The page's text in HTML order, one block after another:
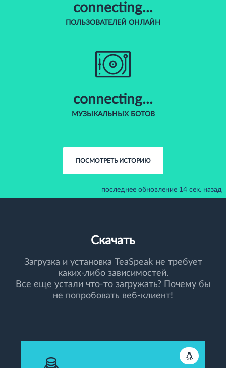
connecting...
ПОЛЬЗОВАТЕЛЕЙ ОНЛАЙН
connecting...
МУЗЫКАЛЬНЫХ БОТОВ
ПОСМОТРЕТЬ ИСТОРИЮ
последнее обновление 15 сек. назад
Скачать
Загрузка и установка TeaSpeak не требует
каких-либо зависимостей.
Все еще устали что-то загружать? Почему бы
не попробовать веб-клиент!